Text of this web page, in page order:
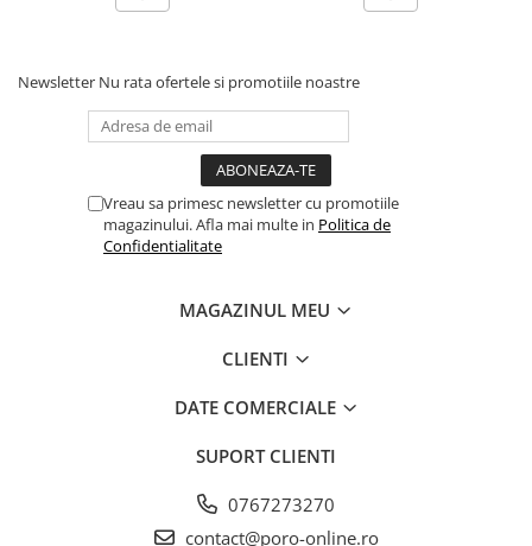
Newsletter Nu rata ofertele si promotiile noastre
Vreau sa primesc newsletter cu promotiile
magazinului. Afla mai multe in Politica de
Confidentialitate
MAGAZINUL MEU
CLIENTI
DATE COMERCIALE
SUPORT CLIENTI
0767273270
contact@poro-online.ro